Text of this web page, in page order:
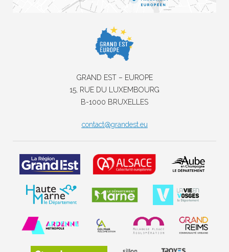
GRAND EST – EUROPE
15, RUE DU LUXEMBOURG
B-1000 BRUXELLES
contact@grandest.eu